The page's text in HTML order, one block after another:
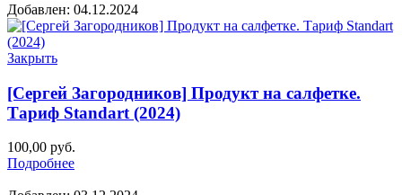
Добавлен: 04.12.2024
Закрыть
[Сергей Загородников] Продукт на салфетке.
Тариф Standart (2024)
100,00 руб.
Подробнее